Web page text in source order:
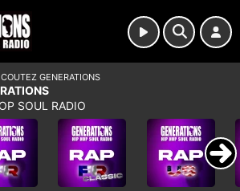
GENERATIONS
SOUL RADIO